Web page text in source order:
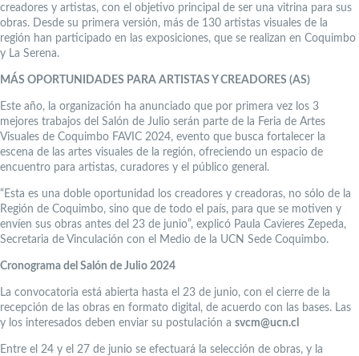
creadores y artistas, con el objetivo principal de ser una vitrina para sus
obras. Desde su primera versión, más de 130 artistas visuales de la
región han participado en las exposiciones, que se realizan en Coquimbo
y La Serena.
MÁS OPORTUNIDADES PARA ARTISTAS Y CREADORES (AS)
Este año, la organización ha anunciado que por primera vez los 3
mejores trabajos del Salón de Julio serán parte de la Feria de Artes
Visuales de Coquimbo FAVIC 2024, evento que busca fortalecer la
escena de las artes visuales de la región, ofreciendo un espacio de
encuentro para artistas, curadores y el público general.
“Esta es una doble oportunidad los creadores y creadoras, no sólo de la
Región de Coquimbo, sino que de todo el país, para que se motiven y
envíen sus obras antes del 23 de junio”, explicó Paula Cavieres Zepeda,
Secretaria de Vinculación con el Medio de la UCN Sede Coquimbo.
Cronograma del Salón de Julio 2024
La convocatoria está abierta hasta el 23 de junio, con el cierre de la
recepción de las obras en formato digital, de acuerdo con las bases. Las
y los interesados deben enviar su postulación a svcm@ucn.cl
Entre el 24 y el 27 de junio se efectuará la selección de obras, y la